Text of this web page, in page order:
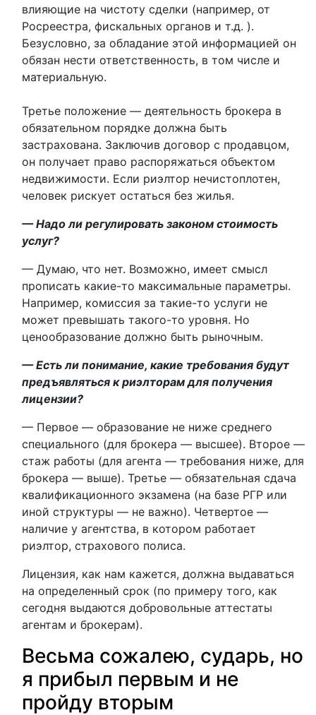
влияющие на чистоту сделки (например, от
Росреестра, фискальных органов и т.д. ).
Безусловно, за обладание этой информацией он
обязан нести ответственность, в том числе и
материальную.
Третье положение — деятельность брокера в
обязательном порядке должна быть
застрахована. Заключив договор с продавцом,
он получает право распоряжаться объектом
недвижимости. Если риэлтор нечистоплотен,
человек рискует остаться без жилья.
— Надо ли регулировать законом стоимость
услуг?
— Думаю, что нет. Возможно, имеет смысл
прописать какие-то максимальные параметры.
Например, комиссия за такие-то услуги не
может превышать такого-то уровня. Но
ценообразование должно быть рыночным.
— Есть ли понимание, какие требования будут
предъявляться к риэлторам для получения
лицензии?
— Первое — образование не ниже среднего
специального (для брокера — высшее). Второе —
стаж работы (для агента — требования ниже, для
брокера — выше). Третье — обязательная сдача
квалификационного экзамена (на базе РГР или
иной структуры — не важно). Четвертое —
наличие у агентства, в котором работает
риэлтор, страхового полиса.
Лицензия, как нам кажется, должна выдаваться
на определенный срок (по примеру того, как
сегодня выдаются добровольные аттестаты
агентам и брокерам).
Весьма сожалею, сударь, но
я прибыл первым и не
пройду вторым